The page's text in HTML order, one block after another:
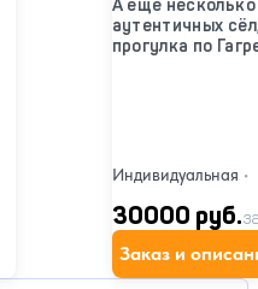
А ещё несколько
аутентичных
прогулка по
Индивидуальная •
30000 руб.
Заказ и